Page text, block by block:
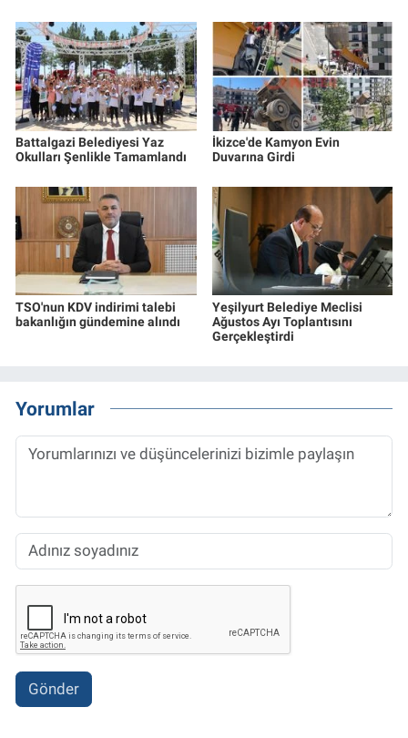
Battalgazi Belediyesi Yaz
Okulları Şenlikle Tamamlandı
İkizce'de Kamyon Evin
Duvarına Girdi
TSO'nun KDV indirimi talebi
bakanlığın gündemine alındı
Yeşilyurt Belediye Meclisi
Ağustos Ayı Toplantısını
Gerçekleştirdi
Yorumlar
Gönder